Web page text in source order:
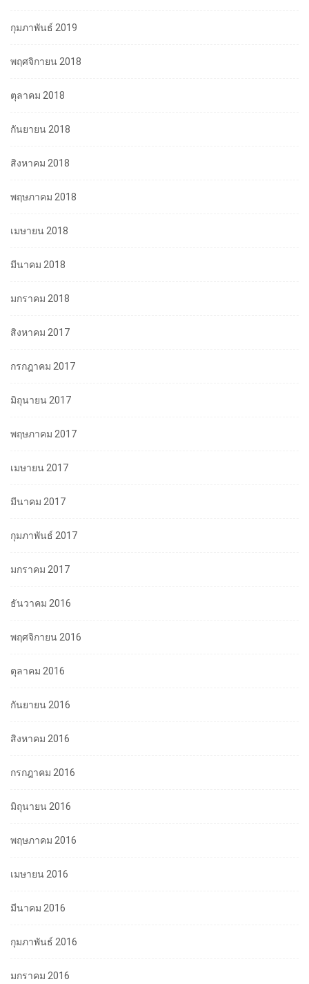
กุมภาพันธ์ 2019
พฤศจิกายน 2018
ตุลาคม 2018
กันยายน 2018
สิงหาคม 2018
พฤษภาคม 2018
เมษายน 2018
มีนาคม 2018
มกราคม 2018
สิงหาคม 2017
กรกฎาคม 2017
มิถุนายน 2017
พฤษภาคม 2017
เมษายน 2017
มีนาคม 2017
กุมภาพันธ์ 2017
มกราคม 2017
ธันวาคม 2016
พฤศจิกายน 2016
ตุลาคม 2016
กันยายน 2016
สิงหาคม 2016
กรกฎาคม 2016
มิถุนายน 2016
พฤษภาคม 2016
เมษายน 2016
มีนาคม 2016
กุมภาพันธ์ 2016
มกราคม 2016